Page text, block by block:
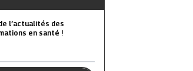
l’actualités des
en santé !